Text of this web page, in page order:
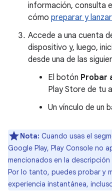
información, consulta
cómo preparar y
Accede a una cuenta
dispositivo y, luego,
desde una de las
El botón Probar
Play Store de tu
Un vínculo de un
Nota: Cuando usas el
Google Play, Play Console no
mencionados en la
Por lo tanto, puedes probar y
experiencia instantánea,